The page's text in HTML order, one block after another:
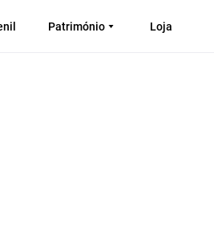
Património Loja